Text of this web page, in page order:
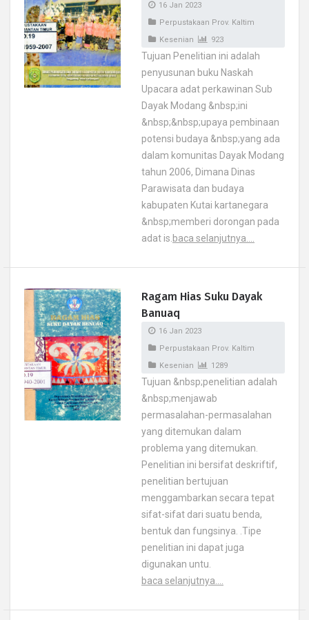
16 Jan 2023
Perpustakaan Prov. Kaltim
Kesenian
923
Tujuan Penelitian ini adalah
penyusunan buku Naskah
Upacara adat perkawinan Sub
Dayak Modang &nbsp;ini
&nbsp;&nbsp;upaya pembinaan
potensi budaya &nbsp;yang ada
dalam komunitas Dayak Modang
tahun 2006, Dimana Dinas
Parawisata dan budaya
kabupaten Kutai kartanegara
&nbsp;memberi dorongan pada
adat is. baca selanjutnya....
Ragam Hias Suku Dayak
Banuaq
16 Jan 2023
Perpustakaan Prov. Kaltim
Kesenian
1289
Tujuan &nbsp;penelitian adalah
&nbsp;menjawab
permasalahan-permasalahan
yang ditemukan dalam
problema yang ditemukan.
Penelitian ini bersifat deskriftif,
penelitian bertujuan
menggambarkan secara tepat
sifat-sifat dari suatu benda,
bentuk dan fungsinya. .Tipe
penelitian ini dapat juga
digunakan untu.
baca selanjutnya....